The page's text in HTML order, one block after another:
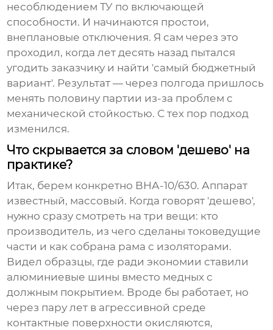
несоблюдением ТУ по включающей
способности. И начинаются простои,
внеплановые отключения. Я сам через это
проходил, когда лет десять назад пытался
угодить заказчику и найти 'самый бюджетный
вариант'. Результат — через полгода пришлось
менять половину партии из-за проблем с
механической стойкостью. С тех пор подход
изменился.
Что скрывается за словом 'дешево' на
практике?
Итак, берем конкретно ВНА-10/630. Аппарат
известный, массовый. Когда говорят 'дешево',
нужно сразу смотреть на три вещи: кто
производитель, из чего сделаны токоведущие
части и как собрана рама с изоляторами.
Видел образцы, где ради экономии ставили
алюминиевые шины вместо медных с
должным покрытием. Вроде бы работает, но
через пару лет в агрессивной среде
контактные поверхности окисляются,